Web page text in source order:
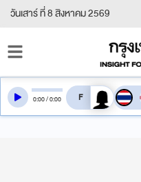
วันเสาร์ ที่ 8 สิงหาคม 2569
0:00/0:00 สลับเสียงอ่าน